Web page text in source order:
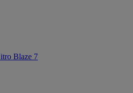
Blaze 7